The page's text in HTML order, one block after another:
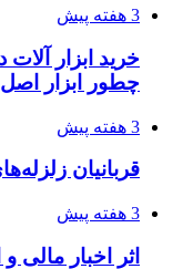
3 هفته پیش
خرید ابزار
چطور ابزار اصل
3 هفته پیش
قربانیان زلزله‌های ونزوئلا
3 هفته پیش
اثر اخبار